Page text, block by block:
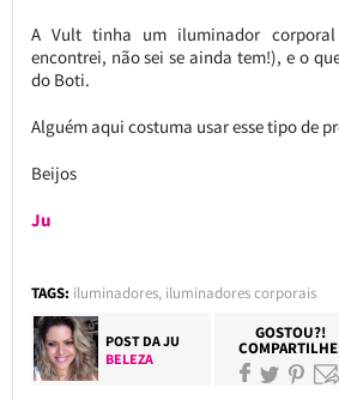
A Vult tinha um iluminador
encontrei, não sei se ainda tem!), e o
do Boti.
Alguém aqui costuma usar esse tipo de
Beijos
Ju
TAGS: iluminadores, iluminadores corporais
POST DAJU
BELEZA
GOSTOU?!